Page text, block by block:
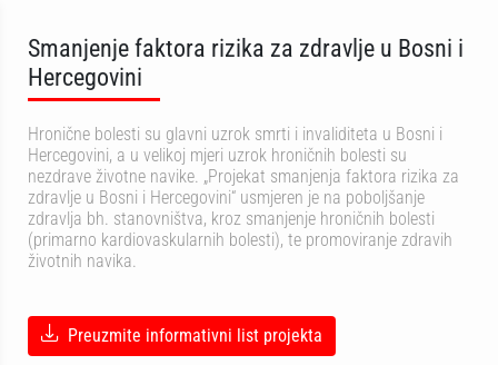
Smanjenje faktora rizika za zdravlje u Bosni i
Hercegovini
Hronične bolesti su glavni uzrok smrti i invaliditeta u Bosni i
Hercegovini, a u velikoj mjeri uzrok hroničnih bolesti su
nezdrave životne navike. „Projekat smanjenja faktora rizika za
zdravlje u Bosni i Hercegovini“ usmjeren je na poboljšanje
zdravlja bh. stanovništva, kroz smanjenje hroničnih bolesti
(primarno kardiovaskularnih bolesti), te promoviranje zdravih
životnih navika.
Preuzmite informativni list projekta